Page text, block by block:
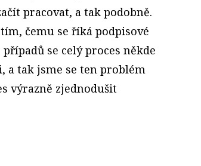
pracovat, a tak podobně.
čemu se říká podpisové
se celý proces někde
a tak jsme se ten problém
výrazně zjednodušit